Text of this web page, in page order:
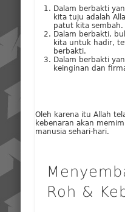
Dalam berbakti
kita tuju adalah
patut kita sembah.
Dalam berbakti,
kita untuk hadir,
berbakti.
Dalam berbakti
keinginan dan
Oleh karena itu Allah
kebenaran akan
manusia sehari-hari.
Roh &